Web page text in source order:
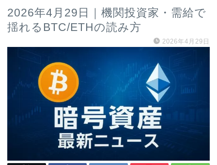
2026年4月29日｜機関投資家・需給で
揺れるBTC/ETHの読み方
2026年4月29日